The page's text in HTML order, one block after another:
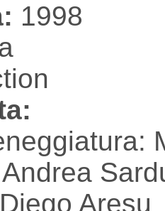
1998
Aresu